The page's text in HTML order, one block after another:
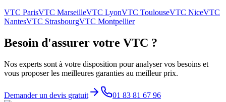
VTC ParisVTC MarseilleVTC LyonVTC ToulouseVTC NiceVTC
NantesVTC StrasbourgVTC Montpellier
Besoin d'assurer votre VTC ?
Nos experts sont à votre disposition pour analyser vos besoins et
vous proposer les meilleures garanties au meilleur prix.
Demander un devis gratuit 01 83 81 67 96